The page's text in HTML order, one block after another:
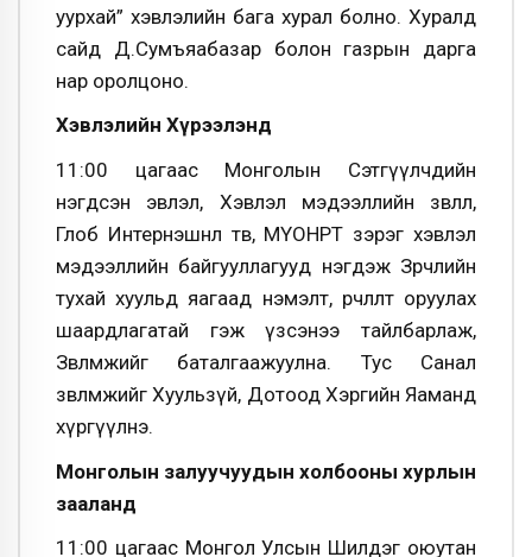
уурхай” хэвлэлийн бага хурал болно. Хуралд
сайд Д.Сумъяабазар болон газрын дарга
нар оролцоно.
Хэвлэлийн Хүрээлэнд
11:00 цагаас Монголын Сэтгүүлчдийн
нэгдсэн эвлэл, Хэвлэл мэдээллийн зөвлөл,
Глоб Интернэшнл төв, МҮОНРТ зэрэг хэвлэл
мэдээллийн байгууллагууд нэгдэж Зөрчлийн
тухай хуульд яагаад нэмэлт, өөрчлөлт оруулах
шаардлагатай гэж үзсэнээ тайлбарлаж,
Зөвлөмжийг баталгаажуулна. Тус Санал
зөвлөмжийг Хуульзүй, Дотоод Хэргийн Яаманд
хүргүүлнэ.
Монголын залуучуудын холбооны хурлын
зааланд
11:00 цагаас Монгол Улсын Шилдэг оюутан